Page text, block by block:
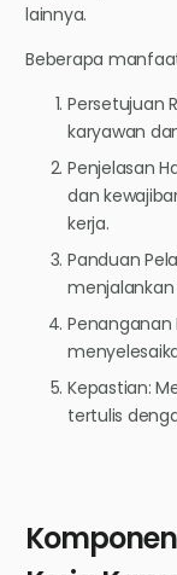
lainnya.
Beberapa
Persetujuan
karyawan
Penjelasan
dan
kerja.
Panduan
Kepastian:
tertulis